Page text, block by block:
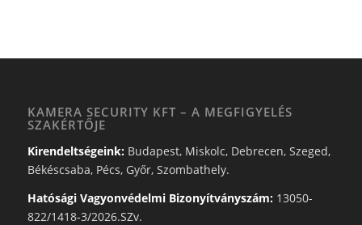
KAMERA SECURITY KFT – A MEGFIGYELÉS
SZAKÉRTŐJE
Kirendeltségeink:Budapest, Miskolc, Debrecen, Szeged,
Békéscsaba, Pécs, Győr, Szombathely.
Hatósági Vagyonvédelmi Bizonyítványszám:13050-
822/1418-3/2026.SZv.